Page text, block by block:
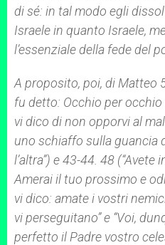
di sé: in tal modo egli
Israele in quanto Israele,
l’essenziale della fede del
A proposito, poi, di Matteo
fu detto: Occhio per occhio
vi dico di non opporvi al
uno schiaffo sulla guancia
l’altra”) e 43-44. 48
Amerai il tuo prossimo e
vi dico: amate i vostri
vi perseguitano” e “Voi,
perfetto il Padre vostro